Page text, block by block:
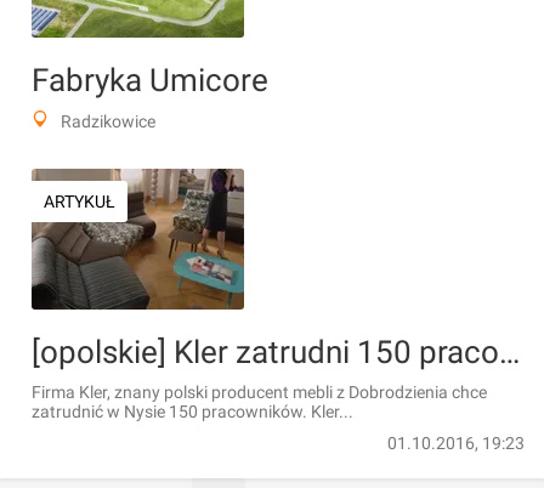
Fabryka Umicore
Radzikowice
ARTYKUŁ
[opolskie] Kler zatrudni 150 pracowników w nowej fabryce mebli w Nysie
Firma Kler, znany polski producent mebli z Dobrodzienia chce
zatrudnić w Nysie 150 pracowników. Kler...
01.10.2016, 19:23